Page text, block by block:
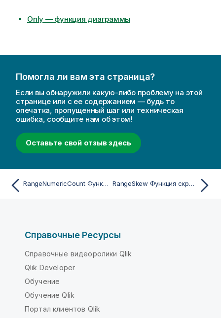
Only — функция диаграммы
Помогла ли вам эта страница?
Если вы обнаружили какую-либо проблему на этой
странице или с ее содержанием — будь то
опечатка, пропущенный шаг или техническая
ошибка, сообщите нам об этом!
Оставьте свой отзыв здесь
RangeNumericCount Функция скрипта и диаграммы RangeSkew Функция скрипта и диаграммы
Справочные Ресурсы
Справочные видеоролики Qlik
Qlik Developer
Обучение
Обучение Qlik
Портал клиентов Qlik